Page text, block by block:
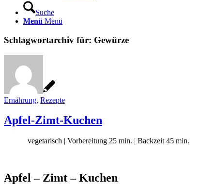
Suche
Menü Menü
Schlagwortarchiv für: Gewürze
Ernährung, Rezepte
Apfel-Zimt-Kuchen
vegetarisch | Vorbereitung 25 min. | Backzeit 45 min.
Apfel – Zimt – Kuchen